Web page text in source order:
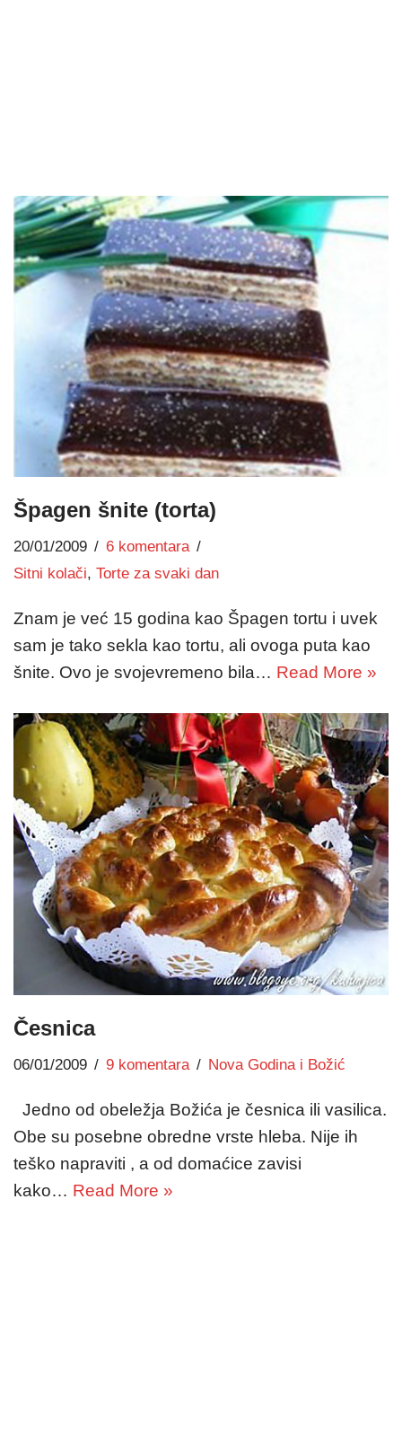
Špagen šnite (torta)
20/01/2009
6 komentara
Sitni kolači, Torte za svaki dan
Znam je već 15 godina kao Špagen tortu i uvek
sam je tako sekla kao tortu, ali ovoga puta kao
šnite. Ovo je svojevremeno bila… Read More »
Česnica
06/01/2009 9 komentara Nova Godina i Božić
Jedno od obeležja Božića je česnica ili vasilica.
Obe su posebne obredne vrste hleba. Nije ih
teško napraviti , a od domaćice zavisi
kako… Read More »